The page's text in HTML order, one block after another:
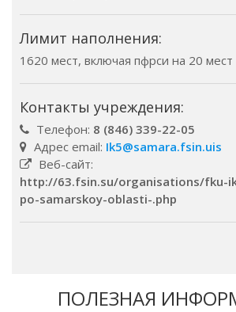
Лимит наполнения:
1620 мест, включая пфрси на 20 мест
Контакты учреждения:
Телефон: 8 (846) 339-22-05
Адрес email: Ik5@samara.fsin.uis
Веб-сайт:
http://63.fsin.su/organisations/fku-
po-samarskoy-oblasti-.php
ПОЛЕЗНАЯ